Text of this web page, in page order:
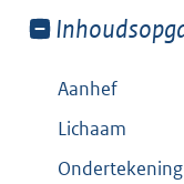
Toon
van:
Aanhef
Lichaam
Ondertekening